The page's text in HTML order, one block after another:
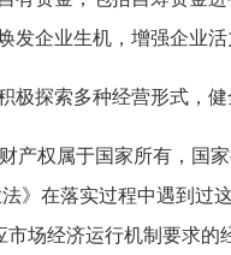
发企业生机，增强企业活
极探索多种经营形式，
财产权属于国家所有，国
》在落实过程中遇到过
市场经济运行机制要求